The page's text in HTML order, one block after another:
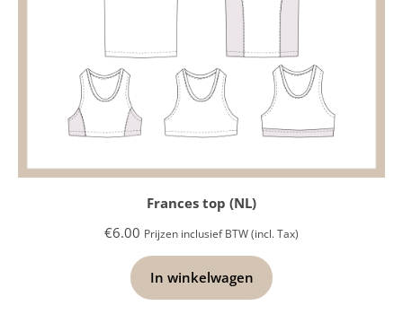
Frances top (NL)
€6.00 Prijzen inclusief BTW (incl. Tax)
In winkelwagen